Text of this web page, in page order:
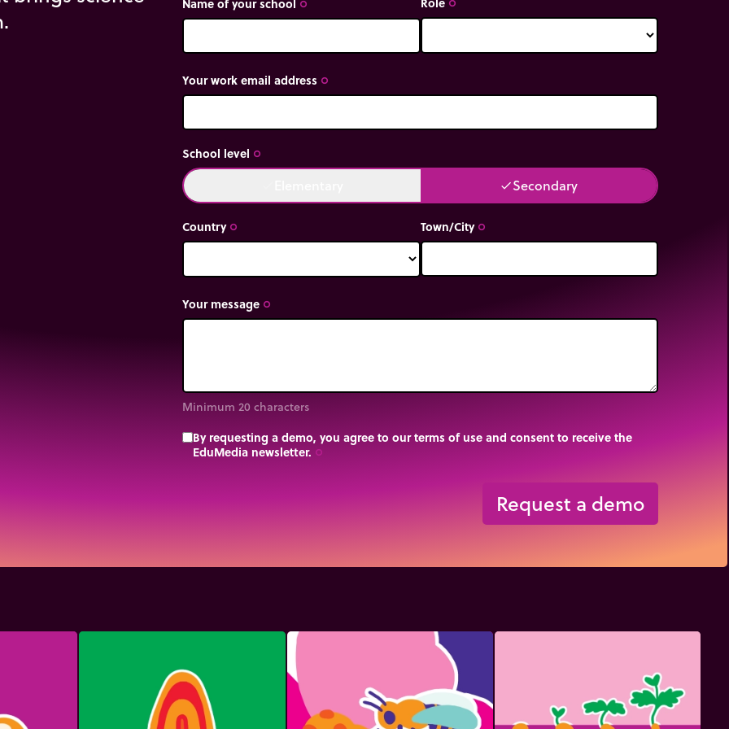
Name of your school trip_origin trip_origin
Your work email address trip_origin
School level trip_origin
doneSecondary
Country trip_origin Town/City trip_origin
Your message trip_origin
Minimum 20 characters
By requesting a demo, you agree to our terms of use and consent to receive the
EduMedia newsletter. trip_origin
Request a demo